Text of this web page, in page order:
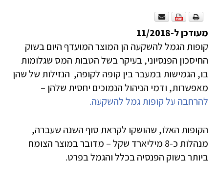
מעודכן ל-11/2018
קופות הגמל להשקעה הן המוצר המועדף היום בשוק
החיסכון הפנסיוני, בעיקר בשל הטבות המס שגלומות
בו, הגמישות במעבר בין קופה לקופה, הנזילות של שהן
מאפשרות, ודמי הניהול הנמוכים יחסית שלהן –
להרחבה על קופות גמל להשקעה.
הקופות האלו, שהושקו לקראת סוף השנה שעברה,
מנהלות כ-8 מיליארד שקל – מדובר במוצר הצומח
ביותר בשוק הפנסיה בכלל והגמל בפרט.